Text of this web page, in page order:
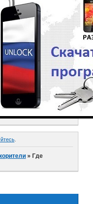
.
» Где